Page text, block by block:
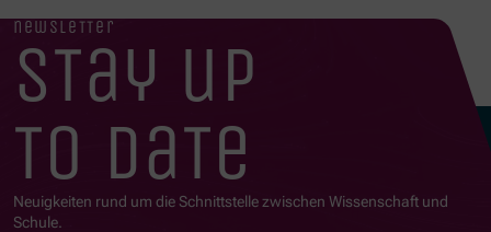
newsletter
stay up
to date
Neuigkeiten rund um die Schnittstelle zwischen Wissenschaft und
Schule.